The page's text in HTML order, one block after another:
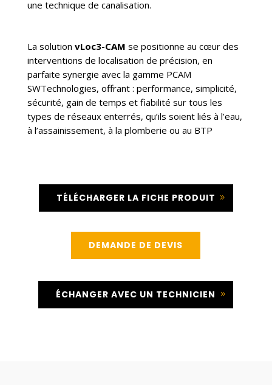
une technique de canalisation.
La solution vLoc3-CAM se positionne au cœur des
interventions de localisation de précision, en
parfaite synergie avec la gamme PCAM
SWTechnologies, offrant : performance, simplicité,
sécurité, gain de temps et fiabilité sur tous les
types de réseaux enterrés, qu’ils soient liés à l’eau,
à l’assainissement, à la plomberie ou au BTP
TÉLÉCHARGER LA FICHE PRODUIT
DEMANDE DE DEVIS
ÉCHANGER AVEC UN TECHNICIEN